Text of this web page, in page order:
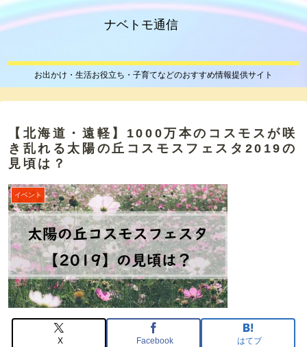
ナベトモ通信
お出かけ・生活お役立ち・子育てなどのおすすめ情報提供サイト
【北海道・遠軽】1000万本のコスモスが咲
き乱れる太陽の丘コスモスフェスタ2019の
見頃は？
イベント
X Facebook はてブ